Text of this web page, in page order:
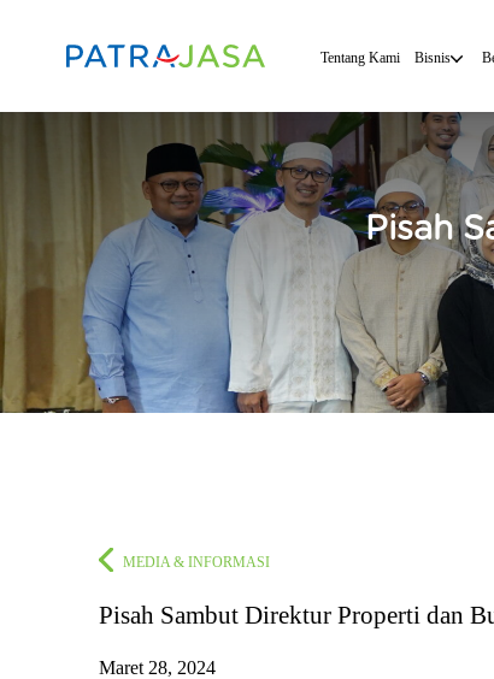
Tentang Kami Bisnis
Pisah
MEDIA & INFORMASI
Pisah Sambut Direktur Properti dan
Maret 28, 2024